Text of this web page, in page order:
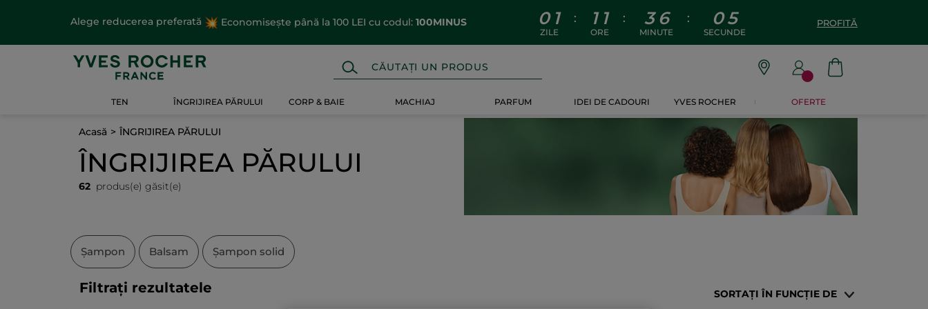
Alege reducerea preferată Economisește până la 100 LEI cu codul: 100MINUS 0 1
ZILE
: 1 1
ORE
: 3 6
MINUTE
: 0 4
SECUNDE
PROFITĂ
TEN ÎNGRIJIREA PĂRULUI CORP & BAIE MACHIAJ PARFUM IDEI DE CADOURI YVES ROCHER OFERTE
Acasă ÎNGRIJIREA PĂRULUI
ÎNGRIJIREA PĂRULUI
62 produs(e) găsit(e)
Șampon Balsam Șampon solid
Filtrați rezultatele SORTAȚI ÎN FUNCȚIE DE